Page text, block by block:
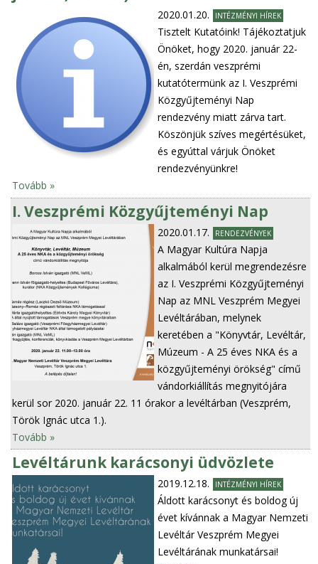
2020.01.20. INTÉZMÉNYI HÍREK
Tisztelt Kutatóink! Tájékoztatjuk
Önöket, hogy 2020. január 22-
én, szerdán veszprémi
kutatótermünk az I. Veszprémi
Közgyűjteményi Nap
rendezvény miatt zárva tart.
Köszönjük szíves megértésüket,
és egyúttal várjuk Önöket
rendezvényünkre!
Tovább »
I. Veszprémi Közgyűjteményi Nap
2020.01.17. RENDEZVÉNYEK
A Magyar Kultúra Napja
alkalmából kerül megrendezésre
az I. Veszprémi Közgyűjteményi
Nap az MNL Veszprém Megyei
Levéltárában, melynek
keretében a "Könyvtár, Levéltár,
Múzeum - A 25 éves NKA és a
közgyűjteményi örökség" című
vándorkiállítás megnyitójára
kerül sor 2020. január 22. 11 órakor a levéltárban (Veszprém,
Török Ignác utca 1.).
Tovább »
Levéltárunk karácsonyi üdvözlete
2019.12.18. INTÉZMÉNYI HÍREK
Áldott karácsonyt és boldog új
évet kívánnak a Magyar Nemzeti
Levéltár Veszprém Megyei
Levéltárának munkatársai!